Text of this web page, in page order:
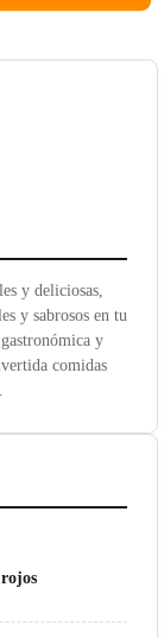
y deliciosas,
y sabrosos en tu
y
comidas